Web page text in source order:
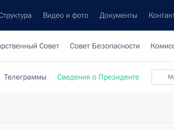
Видео и фото Документы
Совет Совет Безопасности
Телеграммы Сведения о Президенте